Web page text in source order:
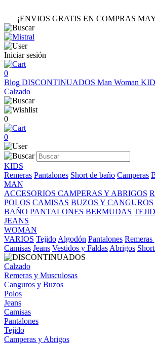
¡ENVIOS GRATIS EN COMPRAS
Iniciar sesión
0
Blog DISCONTINUADOS Man Woman
Calzado
0
0
KIDS
Remeras Pantalones Short de baño Camperas
MAN
ACCESORIOS CAMPERAS Y ABRIGOS
POLOS CAMISAS BUZOS Y CANGUROS
BAÑO PANTALONES BERMUDAS
JEANS
WOMAN
VARIOS Tejido Algodón Pantalones Remeras
Camisas Jeans Vestidos y Faldas Abrigos
Calzado
Remeras y Musculosas
Canguros y Buzos
Polos
Jeans
Camisas
Pantalones
Tejido
Camperas y Abrigos